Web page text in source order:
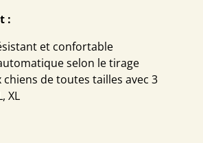
:
et confortable
selon le tirage
chiens de toutes tailles avec 3
XL